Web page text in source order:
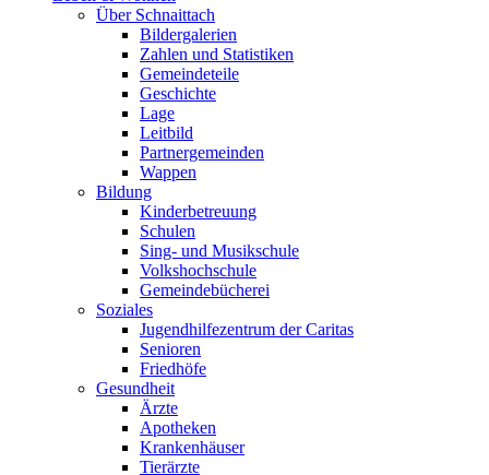
Über Schnaittach
Bildergalerien
Zahlen und Statistiken
Gemeindeteile
Geschichte
Lage
Leitbild
Partnergemeinden
Wappen
Bildung
Kinderbetreuung
Schulen
Sing- und Musikschule
Volkshochschule
Gemeindebücherei
Soziales
Jugendhilfezentrum der Caritas
Senioren
Friedhöfe
Gesundheit
Ärzte
Apotheken
Krankenhäuser
Tierärzte